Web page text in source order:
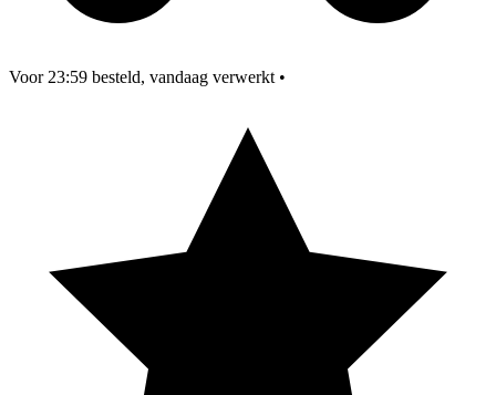
Voor 23:59 besteld, vandaag verwerkt •